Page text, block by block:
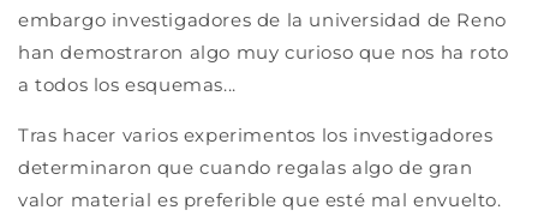
embargo investigadores de la universidad de Reno
han demostraron algo muy curioso que nos ha roto
a todos los esquemas...
Tras hacer varios experimentos los investigadores
determinaron que cuando regalas algo de gran
valor material es preferible que esté mal envuelto.